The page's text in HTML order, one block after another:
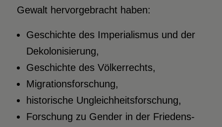
Gewalt hervorgebracht haben:
Geschichte des Imperialismus und der
Dekolonisierung,
Geschichte des Völkerrechts,
Migrationsforschung,
historische Ungleichheitsforschung,
Forschung zu Gender in der Friedens-